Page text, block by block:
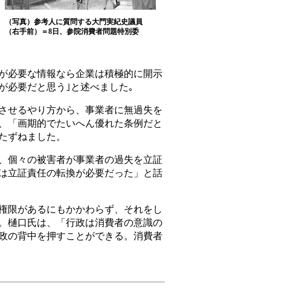
（写真）参考人に質問する大門実紀史議員
（右手前）＝8日、参院消費者問題特別委
必要な情報なら企業は積極的に開示
必要だと思う｣と述べました｡
せるやり方から、事業者に無過失を
「画期的でたいへん優れた条例だと
ずねました。
個々の被害者が事業者の過失を立証
立証責任の転換が必要だった」と話
限があるにもかかわらず、それをし
樋口氏は、「行政は消費者の意識の
の背中を押すことができる。消費者